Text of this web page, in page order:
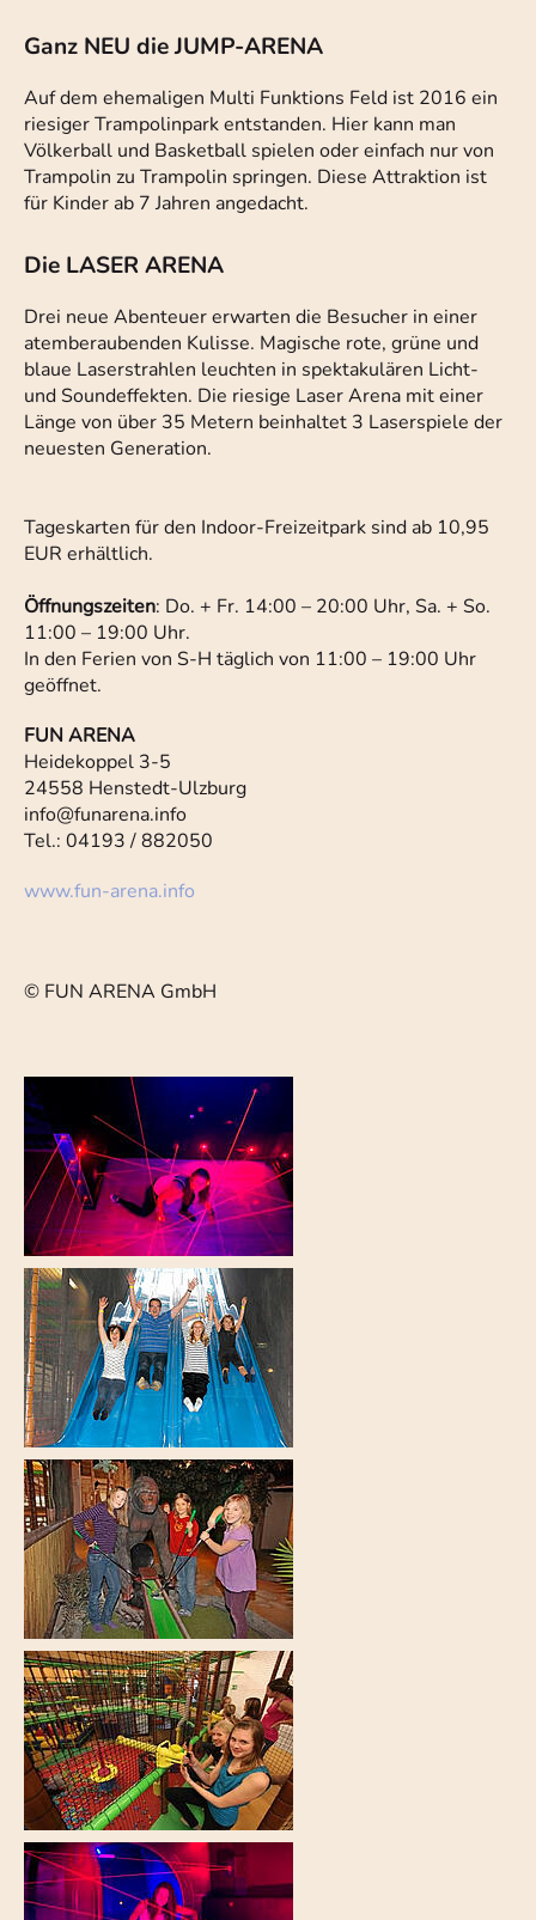
Ganz NEU die JUMP-ARENA
Auf dem ehemaligen Multi Funktions Feld ist 2016 ein
riesiger Trampolinpark entstanden. Hier kann man
Völkerball und Basketball spielen oder einfach nur von
Trampolin zu Trampolin springen. Diese Attraktion ist
für Kinder ab 7 Jahren angedacht.
Die LASER ARENA
Drei neue Abenteuer erwarten die Besucher in einer
atemberaubenden Kulisse. Magische rote, grüne und
blaue Laserstrahlen leuchten in spektakulären Licht-
und Soundeffekten. Die riesige Laser Arena mit einer
Länge von über 35 Metern beinhaltet 3 Laserspiele der
neuesten Generation.
Tageskarten für den Indoor-Freizeitpark sind ab 10,95
EUR erhältlich.
Öffnungszeiten: Do. + Fr. 14:00 – 20:00 Uhr, Sa. + So.
11:00 – 19:00 Uhr.
In den Ferien von S-H täglich von 11:00 – 19:00 Uhr
geöffnet.
FUN ARENA
Heidekoppel 3-5
24558 Henstedt-Ulzburg
info@funarena.info
Tel.: 04193 / 882050
www.fun-arena.info
© FUN ARENA GmbH